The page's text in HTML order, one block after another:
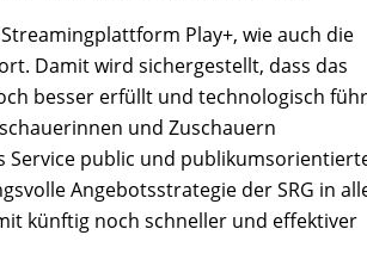
Play+, wie auch die
Damit wird sichergestellt, dass das
besser erfüllt und technologisch
und Zuschauern
Service public und
Angebotsstrategie der SRG in
künftig noch schneller und effektiver